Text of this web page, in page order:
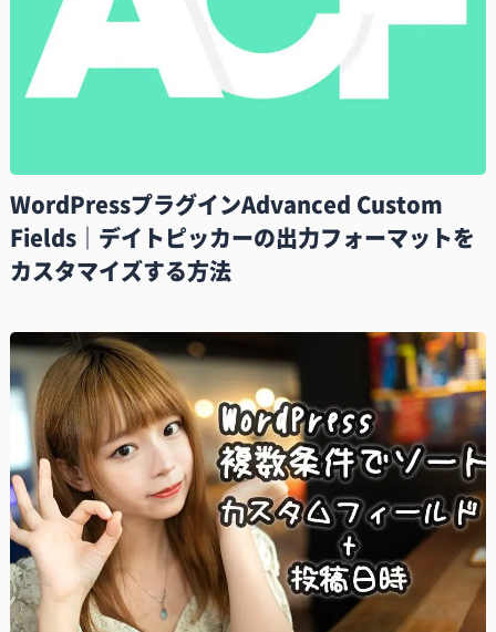
WordPressプラグインAdvanced Custom
Fields｜デイトピッカーの出力フォーマットを
カスタマイズする方法